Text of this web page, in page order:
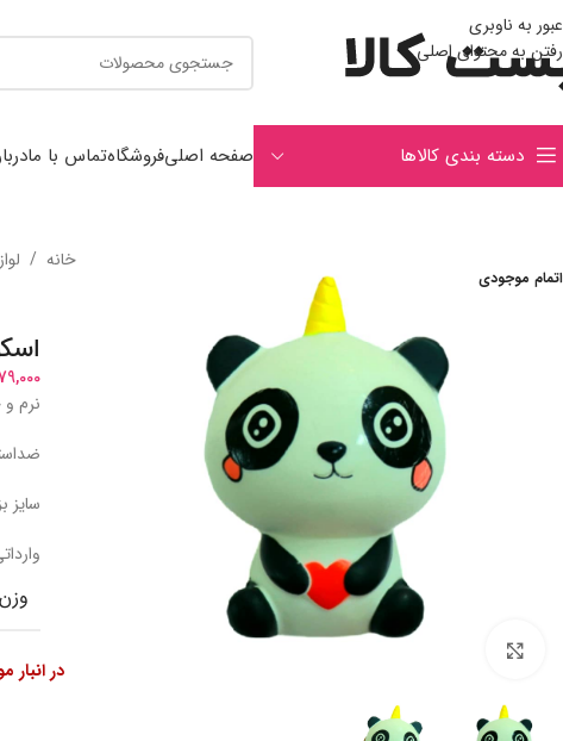
عبور به ناوبری
رفتن به محتوای اصلی
دسته بندی کالاها صفحه اصلیفروشگاهتماس با ما
اتمام موجودی
خانه /
نرم
سایز
وزن
در